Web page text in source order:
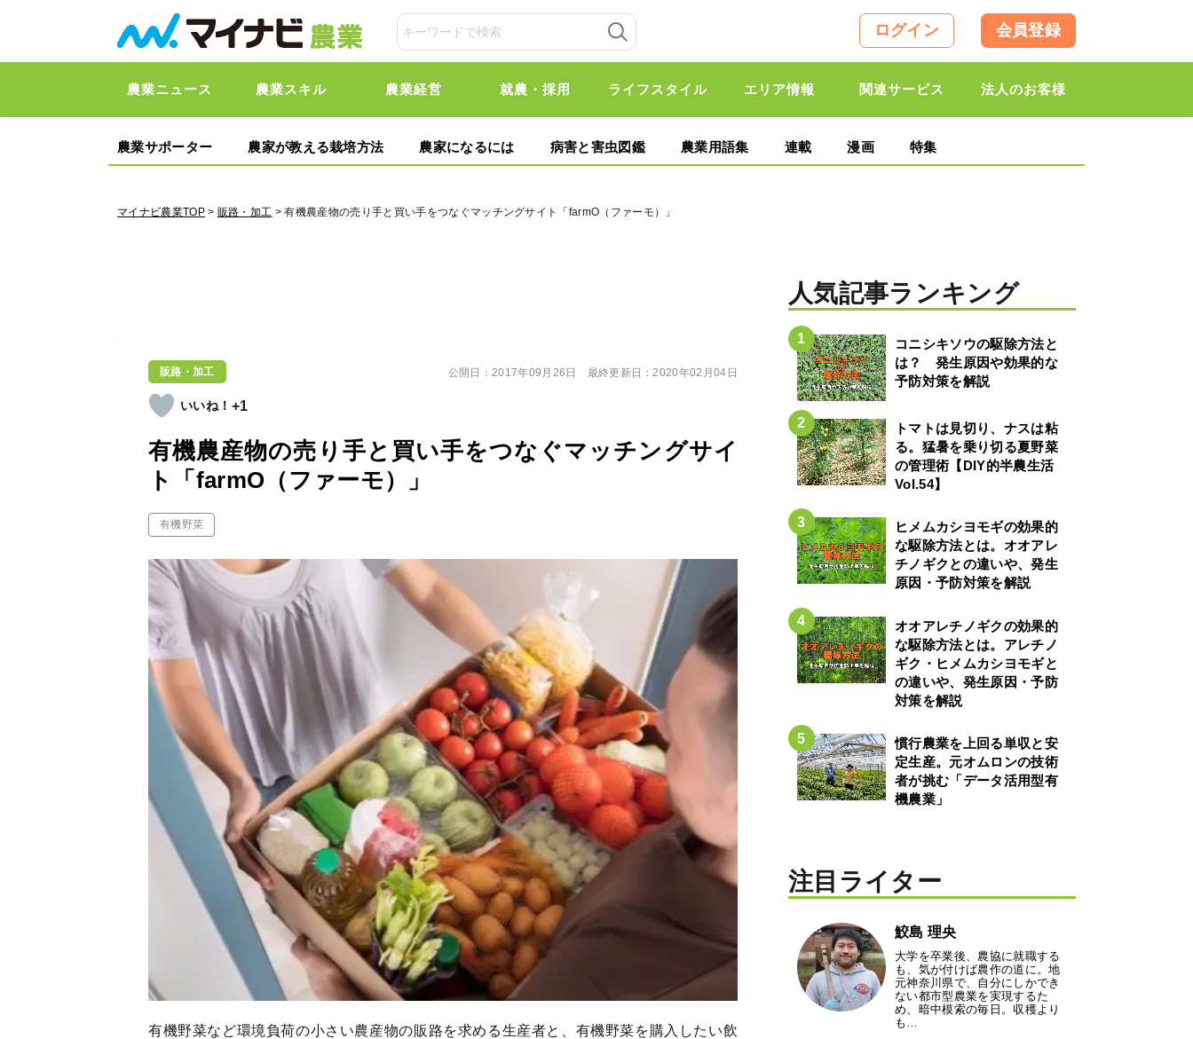
ログイン 会員登録
農業ニュース 農業スキル 農業経営 就農・採用 ライフスタイル エリア情報 関連サービス 法人のお客様
農業サポーター 農家が教える栽培方法 農家になるには 病害と害虫図鑑 農業用語集 連載 漫画 特集
マイナビ農業TOP> 販路・加工 > 有機農産物の売り手と買い手をつなぐマッチングサイト「farmO（ファーモ）」
販路・加工
+1
有機農産物の売り手と買い手をつなぐマッチングサイ
ト「farmO（ファーモ）」
有機野菜
公開日：2017年09月26日 最終更新日：2020年02月04日
有機野菜など環境負荷の小さい農産物の販路を求める生産者と、有機野菜を購入したい飲
人気記事ランキング
コニシキソウの駆除方法と
は？ 発生原因や効果的な
予防対策を解説
トマトは見切り、ナスは粘
る。猛暑を乗り切る夏野菜
の管理術【DIY的半農生活
Vol.54】
ヒメムカシヨモギの効果的
な駆除方法とは。オオアレ
チノギクとの違いや、発生
原因・予防対策を解説
オオアレチノギクの効果的
な駆除方法とは。アレチノ
ギク・ヒメムカシヨモギと
の違いや、発生原因・予防
対策を解説
慣行農業を上回る単収と安
定生産。元オムロンの技術
者が挑む「データ活用型有
機農業」
注目ライター
鮫島 理央
大学を卒業後、農協に就職する
も、気が付けば農作の道に。地
元神奈川県で、自分にしかでき
ない都市型農業を実現するた
め、暗中模索の毎日。収穫より
も…